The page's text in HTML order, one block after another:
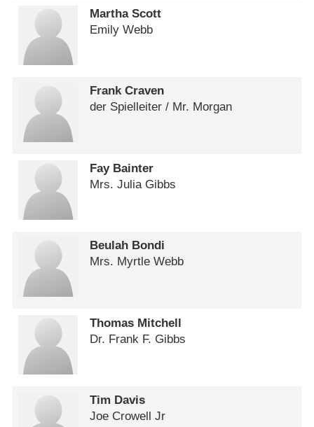
Martha Scott
Emily Webb
Frank Craven
der Spielleiter /​ Mr. Morgan
Fay Bainter
Mrs. Julia Gibbs
Beulah Bondi
Mrs. Myrtle Webb
Thomas Mitchell
Dr. Frank F. Gibbs
Tim Davis
Joe Crowell Jr